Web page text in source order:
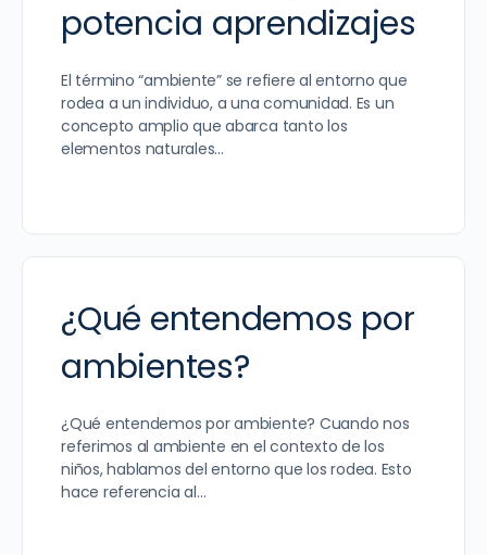
potencia aprendizajes
El término “ambiente” se refiere al entorno que
rodea a un individuo, a una comunidad. Es un
concepto amplio que abarca tanto los
elementos naturales…
¿Qué entendemos por
ambientes?
¿Qué entendemos por ambiente? Cuando nos
referimos al ambiente en el contexto de los
niños, hablamos del entorno que los rodea. Esto
hace referencia al…